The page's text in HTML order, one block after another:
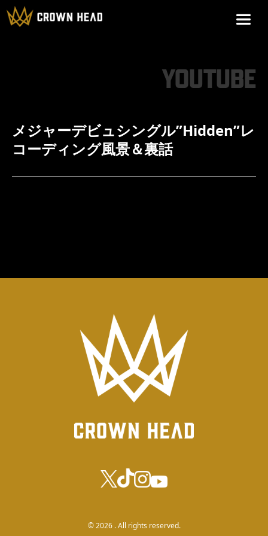
YOUTUBE
メジャーデビュシングル”Hidden”レ
コーディング風景＆裏話
© 2026 . All rights reserved.